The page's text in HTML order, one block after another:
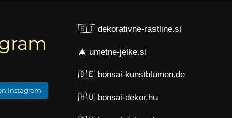
Instagram
🇸🇮 dekorativne-rastline.si
🎄 umetne-jelke.si
🇩🇪 bonsai-kunstblumen.de
🇭🇺 bonsai-dekor.hu